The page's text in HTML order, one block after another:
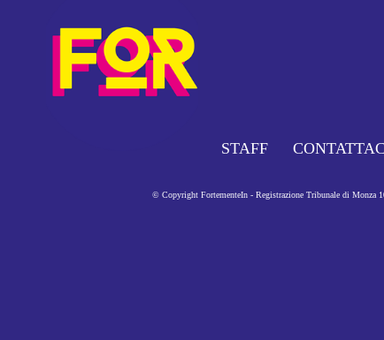
STAFF
© Copyright FortementeIn - Registrazione Tribunale di Monza